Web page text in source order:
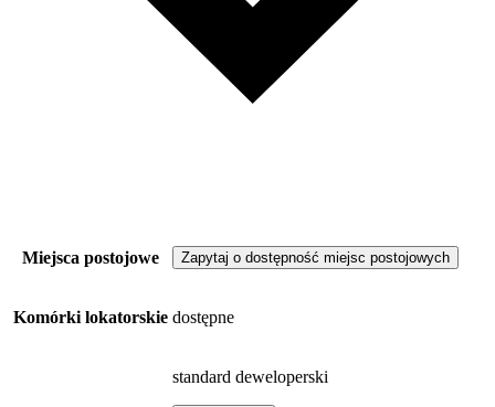
Miejsca postojowe Zapytaj o dostępność miejsc postojowych
Komórki lokatorskie dostępne
standard deweloperski